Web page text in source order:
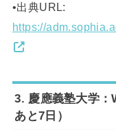
•出典URL:
https://
3. 慶應義塾大学：
あと7日）